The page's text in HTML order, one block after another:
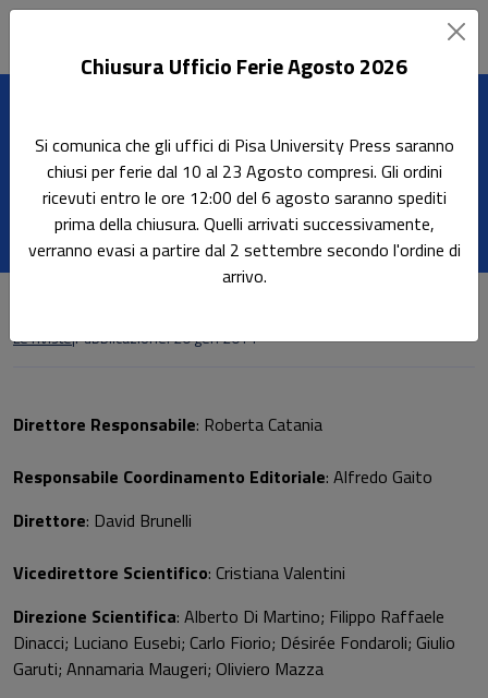
Home Le riviste ARCHIVIO PENALE
ARCHIVIO PENALE
Sottotitolo non presente: ARCHIVIO
Le riviste|Pubblicazione: 20 gen 2014
Direttore Responsabile: Roberta Catania
Responsabile Coordinamento Editoriale: Alfredo Gaito
Direttore: David Brunelli
Vicedirettore Scientifico: Cristiana Valentini
Direzione Scientifica: Alberto Di Martino; Filippo Raffaele
Dinacci; Luciano Eusebi; Carlo Fiorio; Désirée Fondaroli; Giulio
Garuti; Annamaria Maugeri; Oliviero Mazza
Chiusura Ufficio Ferie Agosto 2026
Si comunica che gli uffici di Pisa University Press saranno
chiusi per ferie dal 10 al 23 Agosto compresi. Gli ordini
ricevuti entro le ore 12:00 del 6 agosto saranno spediti
prima della chiusura. Quelli arrivati successivamente,
verranno evasi a partire dal 2 settembre secondo l'ordine di
arrivo.